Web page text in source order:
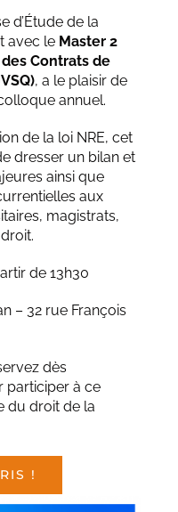
d’Étude de la
avec le Master 2
Contrats de
, a le plaisir de
annuel.
de la loi NRE, cet
dresser un bilan et
ainsi que
aux
magistrats,
de 13h30
– 32 rue François
dès
participer à ce
du droit de la
!